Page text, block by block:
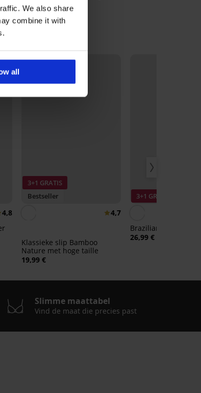
We also share
combine it with
all
4,8
3+1 GRATIS
Bestseller
4,7
Klassieke slip Bamboo
Nature met hoge taille
19,99 €
3+1 GRATIS
Brazilian slip
26,99 €
Slimme maattabel
Vind de maat die precies past